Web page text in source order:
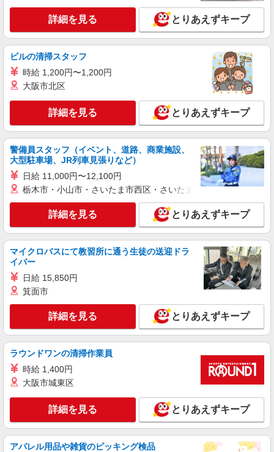
詳細を見る とりあえずキープ
ビルの清掃スタッフ
時給 1,200円〜1,200円
大阪市北区
詳細を見る とりあえずキープ
警備員スタッフ（イベント、道路、商業施設、
大型駐車場、JR列車見張りなど）
日給 11,000円〜12,100円
栃木市・小山市・さいたま市西区・さいたま市岩槻区・久喜市・
詳細を見る とりあえずキープ
マイクロバスにて教習所に通う生徒の送迎ドラ
イバー
日給 15,850円
箕面市
詳細を見る とりあえずキープ
ラウンドワンの清掃作業員
時給 1,400円
大阪市城東区
詳細を見る とりあえずキープ
アパレル用品や雑貨のピッキング検品